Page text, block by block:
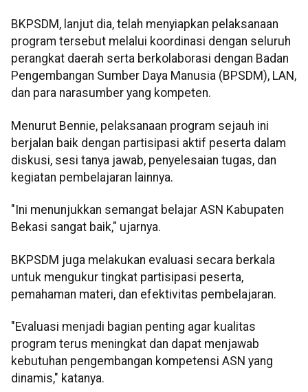
BKPSDM, lanjut dia, telah menyiapkan pelaksanaan
program tersebut melalui koordinasi dengan seluruh
perangkat daerah serta berkolaborasi dengan Badan
Pengembangan Sumber Daya Manusia (BPSDM), LAN,
dan para narasumber yang kompeten.
Menurut Bennie, pelaksanaan program sejauh ini
berjalan baik dengan partisipasi aktif peserta dalam
diskusi, sesi tanya jawab, penyelesaian tugas, dan
kegiatan pembelajaran lainnya.
"Ini menunjukkan semangat belajar ASN Kabupaten
Bekasi sangat baik," ujarnya.
BKPSDM juga melakukan evaluasi secara berkala
untuk mengukur tingkat partisipasi peserta,
pemahaman materi, dan efektivitas pembelajaran.
"Evaluasi menjadi bagian penting agar kualitas
program terus meningkat dan dapat menjawab
kebutuhan pengembangan kompetensi ASN yang
dinamis," katanya.